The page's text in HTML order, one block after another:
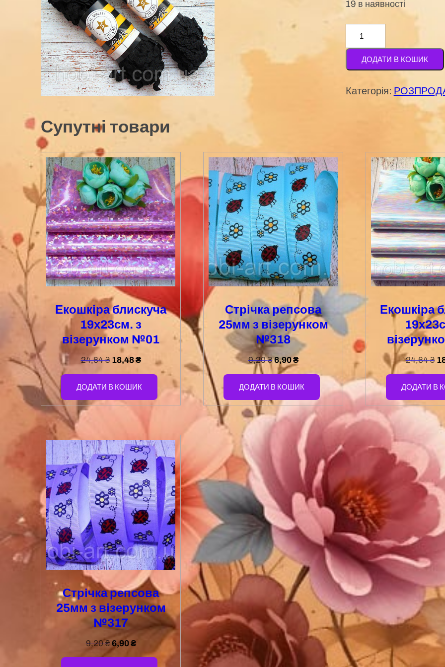
19 в наявності
Шнур
"зигзаг",
чорний
ДОДАТИ В КОШИК
Категорія:
Супутні товари
Екошкіра блискуча
19х23см. з
візерунком №01
24,64₴ 18,48₴
ДОДАТИ В КОШИК
Стрічка репсова
25мм з візерунком
№318
9,20₴ 6,90₴
ДОДАТИ В КОШИК
Екошкіра
24,64₴
ДОДАТИ В
Стрічка репсова
25мм з візерунком
№317
9,20₴ 6,90₴